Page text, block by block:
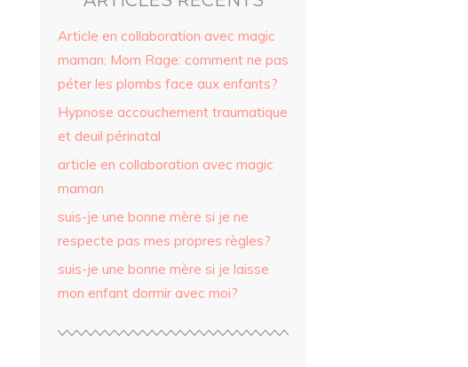
Article en collaboration avec magic
maman: Mom Rage: comment ne pas
péter les plombs face aux enfants?
Hypnose accouchement traumatique
et deuil périnatal
article en collaboration avec magic
maman
suis-je une bonne mère si je ne
respecte pas mes propres règles?
suis-je une bonne mère si je laisse
mon enfant dormir avec moi?